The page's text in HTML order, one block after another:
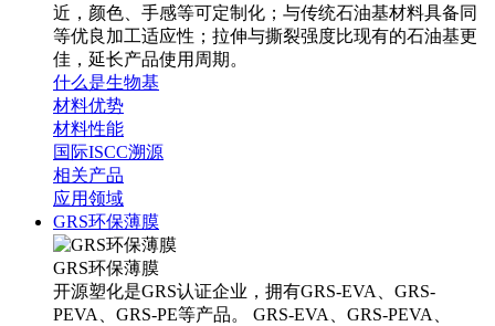
近，颜色、手感等可定制化；与传统石油基材料具备同
等优良加工适应性；拉伸与撕裂强度比现有的石油基更
佳，延长产品使用周期。
什么是生物基
材料优势
材料性能
国际ISCC溯源
相关产品
应用领域
GRS环保薄膜
GRS环保薄膜
开源塑化是GRS认证企业，拥有GRS-EVA、GRS-
PEVA、GRS-PE等产品。 GRS-EVA、GRS-PEVA、